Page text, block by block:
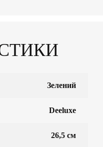
Зелений
Deeluxe
26,5 см